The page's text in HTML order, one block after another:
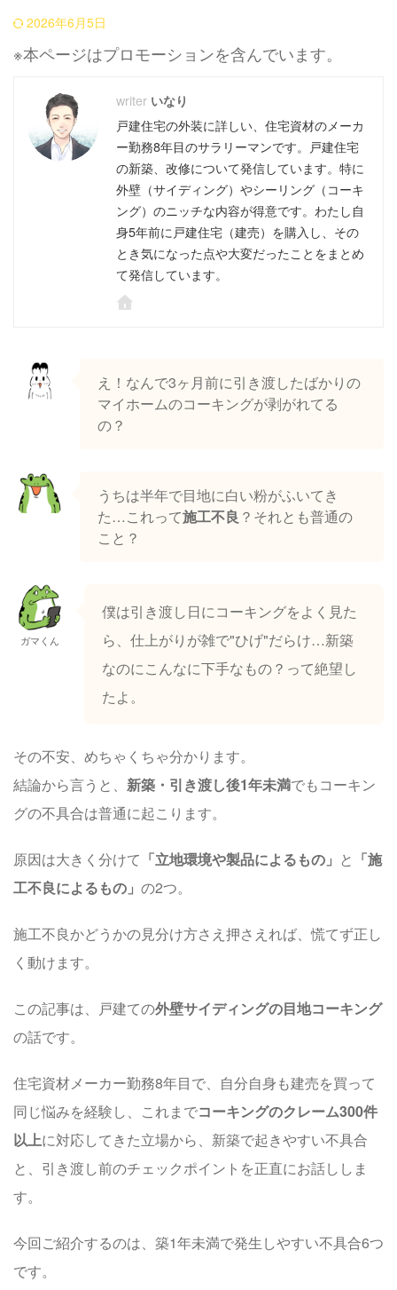
2026年6月5日
※本ページはプロモーションを含んでいます。
いなり
戸建住宅の外装に詳しい、住宅資材のメーカ
ー勤務8年目のサラリーマンです。戸建住宅
の新築、改修について発信しています。特に
外壁（サイディング）やシーリング（コーキ
ング）のニッチな内容が得意です。わたし自
身5年前に戸建住宅（建売）を購入し、その
とき気になった点や大変だったことをまとめ
て発信しています。
え！なんで3ヶ月前に引き渡したばかりの
マイホームのコーキングが剥がれてる
の？
うちは半年で目地に白い粉がふいてき
た…これって施工不良 ？それとも普通の
こと？
ガマくん
僕は引き渡し日にコーキングをよく見た
ら、仕上がりが雑で"ひげ"だらけ…新築
なのにこんなに下手なもの？って絶望し
たよ。
その不安、めちゃくちゃ分かります。
結論から言うと、 新築・引き渡し後1年未満でもコーキン
グの不具合は普通に起こります。
原因は大きく分けて 「立地環境や製品によるもの」 と 「施
工不良によるもの」 の2つ。
施工不良かどうかの見分け方さえ押さえれば、慌てず正し
く動けます。
この記事は、戸建ての外壁サイディングの目地コーキング
の話です。
住宅資材メーカー勤務8年目で、自分自身も建売を買って
同じ悩みを経験し、これまでコーキングのクレーム300件
以上に対応してきた立場から、新築で起きやすい不具合
と、引き渡し前のチェックポイントを正直にお話ししま
す。
今回ご紹介するのは、 築1年未満で発生しやすい不具合6つ
です。